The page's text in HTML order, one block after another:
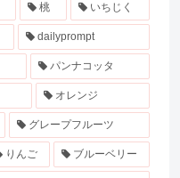
桃 いちじく
dailyprompt
パンナコッタ
オレンジ
グレープフルーツ
りんご ブルーベリー